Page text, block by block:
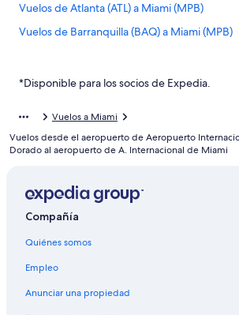
Vuelos de Atlanta (ATL) a Miami (MPB)
Vuelos de Barranquilla (BAQ) a Miami (MPB)
Vuelos de Aeropuerto Internacional de
(BOG) a Miami (MPB)
Vuelos de Boston (BOS) a Miami (MPB)
Vuelos de Bartow (BOW) a Miami (MPB)
Vuelos de Bowling Green (BWG) a Miami
Vuelos de Baltimore (BWI) a Miami (MPB)
*Disponible para los socios de Expedia.
Vuelos a Miami
Vuelos desde el aeropuerto de Aeropuerto
Dorado al aeropuerto de A. Internacional de Miami
Compañía
Quiénes somos
Empleo
Anunciar una propiedad